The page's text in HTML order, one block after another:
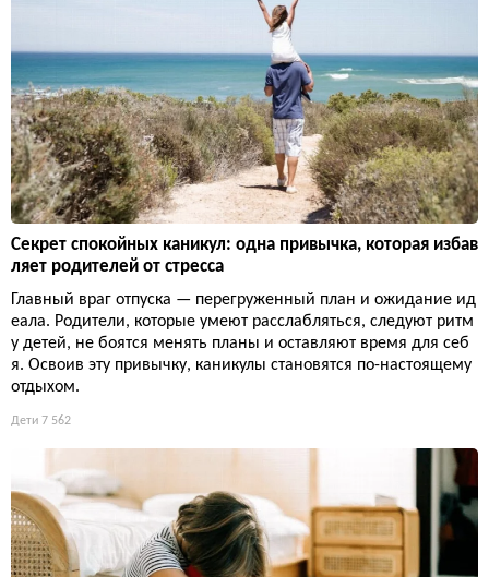
Секрет спокойных каникул: одна привычка, которая избав
ляет родителей от стресса
Главный враг отпуска — перегруженный план и ожидание ид
еала. Родители, которые умеют расслабляться, следуют ритм
у детей, не боятся менять планы и оставляют время для себ
я. Освоив эту привычку, каникулы становятся по-настоящему
отдыхом.
Дети 7 562